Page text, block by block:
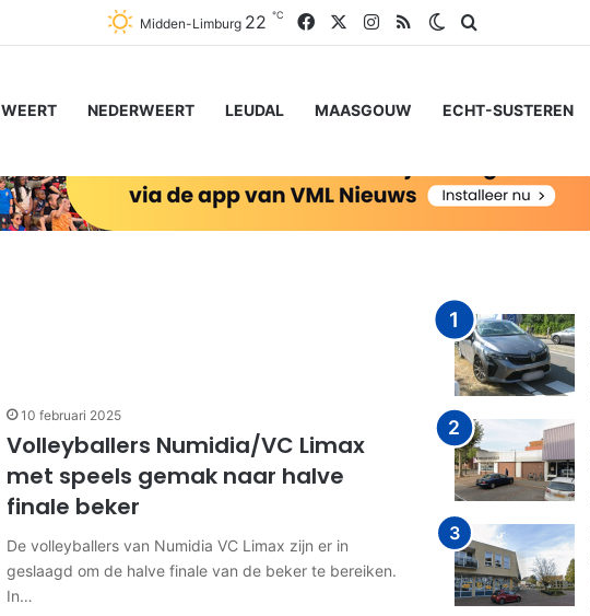
Midden-Limburg 22 ℃ FacebookInstagram
RSSSwitch skin
WEERT NEDERWEERT LEUDAL MAASGOUW ECHT-SUSTEREN
10 februari 2025
Volleyballers Numidia/VC Limax
met speels gemak naar halve
finale beker
De volleyballers van Numidia VC Limax zijn er in
geslaagd om de halve finale van de beker te bereiken.
In…